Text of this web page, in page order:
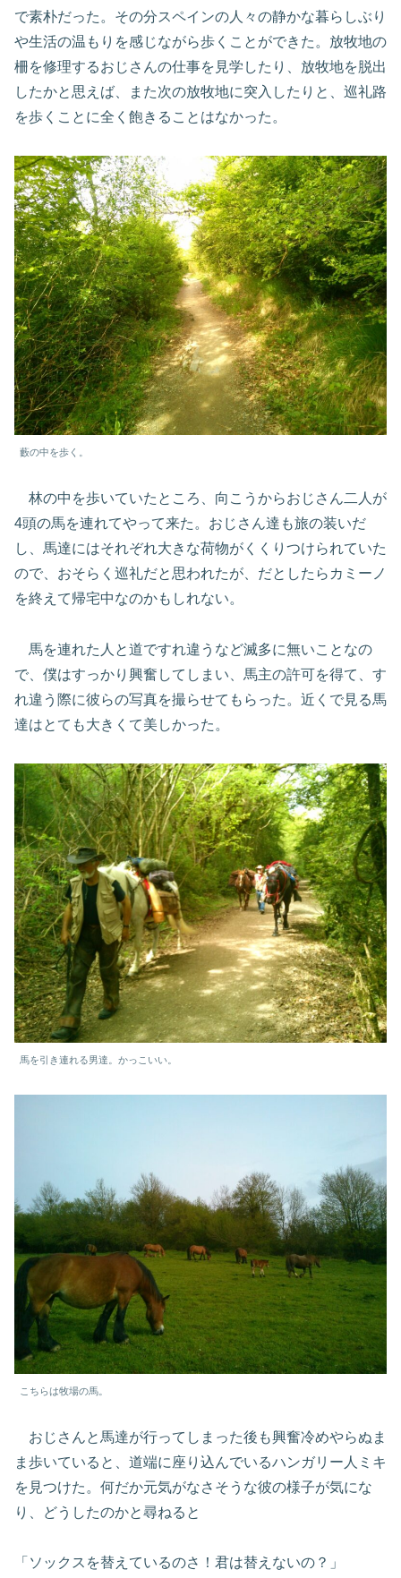
で素朴だった。その分スペインの人々の静かな暮らしぶり
や生活の温もりを感じながら歩くことができた。放牧地の
柵を修理するおじさんの仕事を見学したり、放牧地を脱出
したかと思えば、また次の放牧地に突入したりと、巡礼路
を歩くことに全く飽きることはなかった。
藪の中を歩く。
林の中を歩いていたところ、向こうからおじさん二人が
4頭の馬を連れてやって来た。おじさん達も旅の装いだ
し、馬達にはそれぞれ大きな荷物がくくりつけられていた
ので、おそらく巡礼だと思われたが、だとしたらカミーノ
を終えて帰宅中なのかもしれない。
馬を連れた人と道ですれ違うなど滅多に無いことなの
で、僕はすっかり興奮してしまい、馬主の許可を得て、す
れ違う際に彼らの写真を撮らせてもらった。近くで見る馬
達はとても大きくて美しかった。
馬を引き連れる男達。かっこいい。
こちらは牧場の馬。
おじさんと馬達が行ってしまった後も興奮冷めやらぬま
ま歩いていると、道端に座り込んでいるハンガリー人ミキ
を見つけた。何だか元気がなさそうな彼の様子が気にな
り、どうしたのかと尋ねると
「ソックスを替えているのさ！君は替えないの？」